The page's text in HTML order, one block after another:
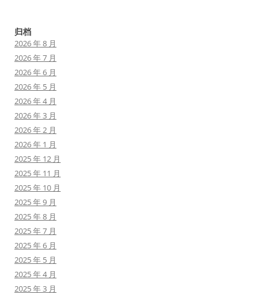
归档
2026 年 8 月
2026 年 7 月
2026 年 6 月
2026 年 5 月
2026 年 4 月
2026 年 3 月
2026 年 2 月
2026 年 1 月
2025 年 12 月
2025 年 11 月
2025 年 10 月
2025 年 9 月
2025 年 8 月
2025 年 7 月
2025 年 6 月
2025 年 5 月
2025 年 4 月
2025 年 3 月